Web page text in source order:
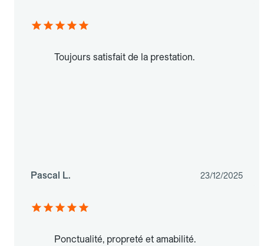
Toujours satisfait de la prestation.
Pascal L. 23/12/2025
Ponctualité, propreté et amabilité.